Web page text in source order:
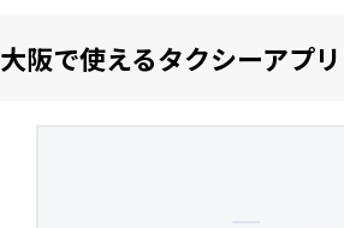
大阪で使えるタクシーアプ